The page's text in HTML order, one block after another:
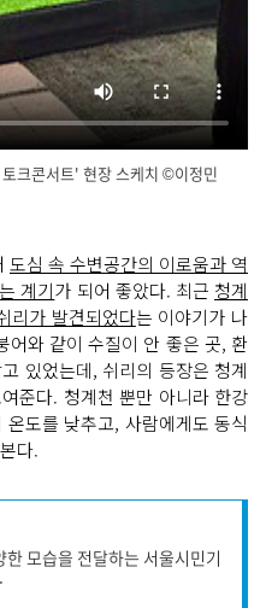
크콘서트' 현장 스케치 ©이정민
도심 속 수변공간의 이로움과 역
계기가 되어 좋았다. 최근 청계
리가 발견되었다는 이야기가 나
어와 같이 수질이 안 좋은 곳, 환
있었는데, 쉬리의 등장은 청계
준다. 청계천 뿐만 아니라 한강
도를 낮추고, 사람에게도 동식
다.
한 모습을 전달하는 서울시민기